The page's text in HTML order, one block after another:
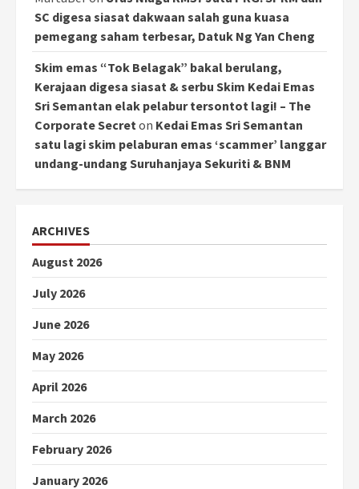
SC digesa siasat dakwaan salah guna kuasa
pemegang saham terbesar, Datuk Ng Yan Cheng
Skim emas “Tok Belagak” bakal berulang,
Kerajaan digesa siasat & serbu Skim Kedai Emas
Sri Semantan elak pelabur tersontot lagi! – The
Corporate Secret on Kedai Emas Sri Semantan
satu lagi skim pelaburan emas ‘scammer’ langgar
undang-undang Suruhanjaya Sekuriti & BNM
ARCHIVES
August 2026
July 2026
June 2026
May 2026
April 2026
March 2026
February 2026
January 2026